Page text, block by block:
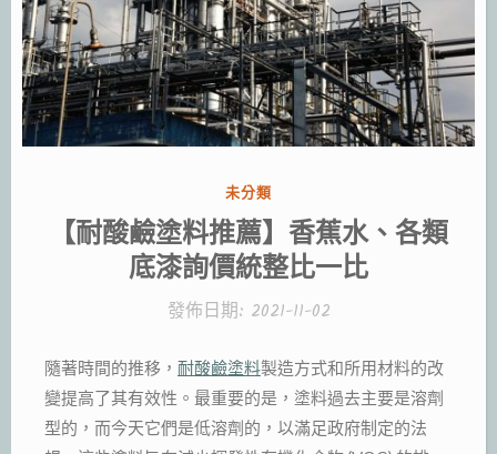
分
類:
未分類
【耐酸鹼塗料推薦】香蕉水、各類
底漆詢價統整比一比
發佈日期: 2021-11-02
隨著時間的推移， 耐酸鹼塗料製造方式和所用材料的改
變提高了其有效性。最重要的是，塗料過去主要是溶劑
型的，而今天它們是低溶劑的，以滿足政府制定的法